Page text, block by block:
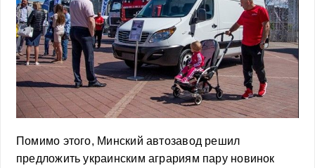
Помимо этого, Минский автозавод решил
предложить украинским аграриям пару новинок